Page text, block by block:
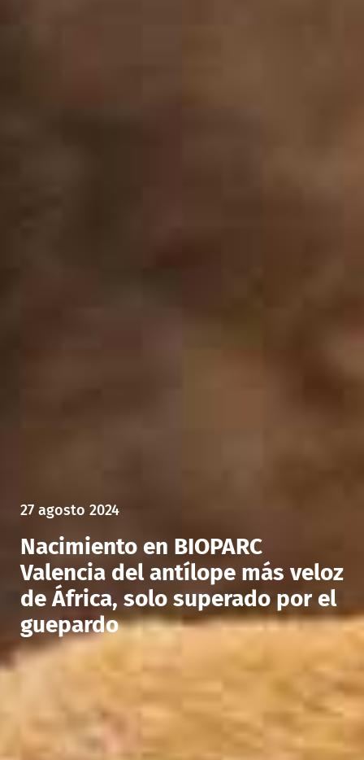
27 agosto 2024
Nacimiento en BIOPARC
Valencia del antílope más veloz
de África, solo superado por el
guepardo